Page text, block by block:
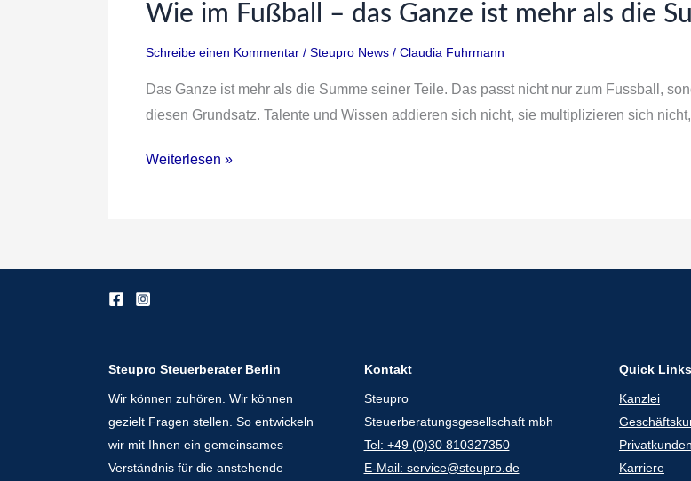
Wie im Fußball – das Ganze ist mehr als die
Schreibe einen Kommentar / Steupro News / Claudia Fuhrmann
Das Ganze ist mehr als die Summe seiner Teile. Das passt nicht nur zum Fussball,
diesen Grundsatz. Talente und Wissen addieren sich nicht, sie multiplizieren sich
Fußball
–
Ganze
ist
Weiterlesen »
Steupro Steuerberater Berlin
Wir können zuhören. Wir können
gezielt Fragen stellen. So entwickeln
wir mit Ihnen ein gemeinsames
Verständnis für die anstehende
Kontakt
Steupro
Steuerberatungsgesellschaft mbh
Tel: +49 (0)30 810327350
E-Mail: service@steupro.de
Quick Links
Kanzlei
Privatkunden
Karriere